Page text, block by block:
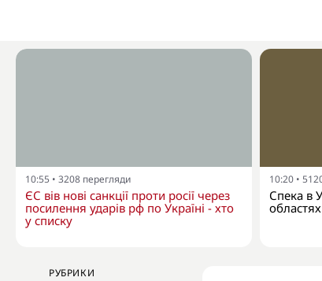
10:55 • 3208 перегляди
ЄС вів нові санкції проти росії через
посилення ударів рф по Україні - хто
у списку
10:20 •
Спека в
РУБРИКИ